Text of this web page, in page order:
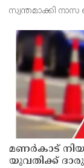
സ്വന്തമാക്കി
സംബന്ധിച്ച്
മണിക്കൂറ
മണർകാട്
യുവതിക്ക്